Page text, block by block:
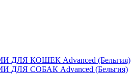
КОШЕК Advanced (Бельгия)
СОБАК Advanced (Бельгия)